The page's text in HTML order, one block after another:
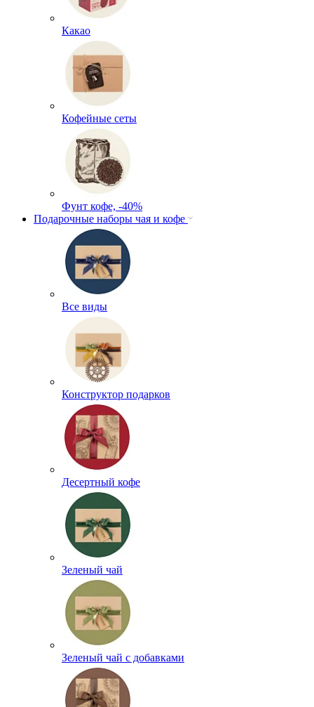
Какао
Кофейные сеты
Фунт кофе, -40%
Подарочные наборы чая и кофе
Все виды
Конструктор подарков
Десертный кофе
Зеленый чай
Зеленый чай с добавками